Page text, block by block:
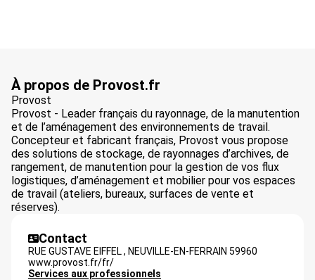
À propos de Provost.fr
Provost
Provost - Leader français du rayonnage, de la manutention
et de l’aménagement des environnements de travail.
Concepteur et fabricant français, Provost vous propose
des solutions de stockage, de rayonnages d’archives, de
rangement, de manutention pour la gestion de vos flux
logistiques, d’aménagement et mobilier pour vos espaces
de travail (ateliers, bureaux, surfaces de vente et
réserves).
Contact
RUE GUSTAVE EIFFEL , NEUVILLE-EN-FERRAIN 59960
www.provost.fr/fr/
Services aux professionnels